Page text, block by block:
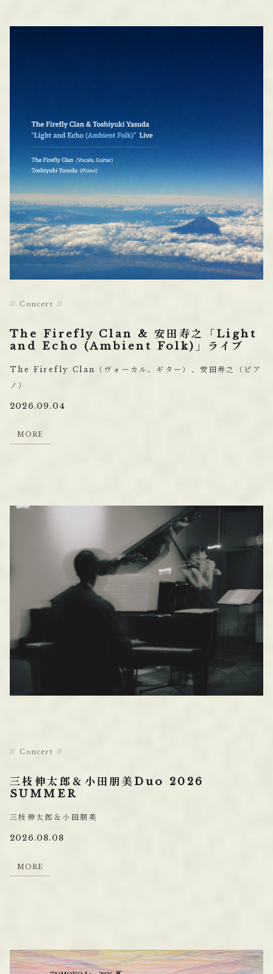
Concert
The Firefly Clan & 安田寿之「Light
and Echo (Ambient Folk)」ライブ
The Firefly Clan（ヴォーカル、ギター）、安田寿之（ピア
ノ）
2026.09.04
MORE
MORE
Concert
三枝伸太郎＆小田朋美Duo 2026
SUMMER
三枝伸太郎＆小田朋美
2026.08.08
MO RE
MORE